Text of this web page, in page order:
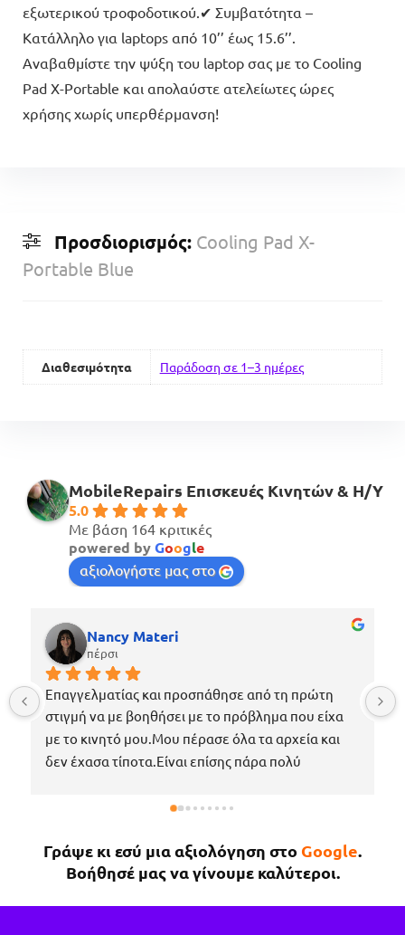
εξωτερικού τροφοδοτικού.✔ Συμβατότητα –
Κατάλληλο για laptops από 10’’ έως 15.6’’.
Αναβαθμίστε την ψύξη του laptop σας με το Cooling
Pad X-Portable και απολαύστε ατελείωτες ώρες
χρήσης χωρίς υπερθέρμανση!
Προσδιορισμός: Cooling Pad X-
Portable Blue
Διαθεσιμότητα Παράδοση σε 1–3 ημέρες
MobileRepairs Επισκευές Κινητών & H/Y
5.0
Με βάση 164 κριτικές
powered byGoogle
αξιολογήστε μας στο
Nancy Materi
πέρσι
Επαγγελματίας και προσπάθησε από τη πρώτη
στιγμή να με βοηθήσει με το πρόβλημα που είχα
με το κινητό μου.Μου πέρασε όλα τα αρχεία και
δεν έχασα τίποτα.Είναι επίσης πάρα πολύ
να πάρω το κινητό μου το νωρίτερο δυνατόν
κάτι άλλο θα επιστρέψω σίγουρα.
Γράψε κι εσύ μια αξιολόγηση στο Google.
Βοήθησέ μας να γίνουμε καλύτεροι.